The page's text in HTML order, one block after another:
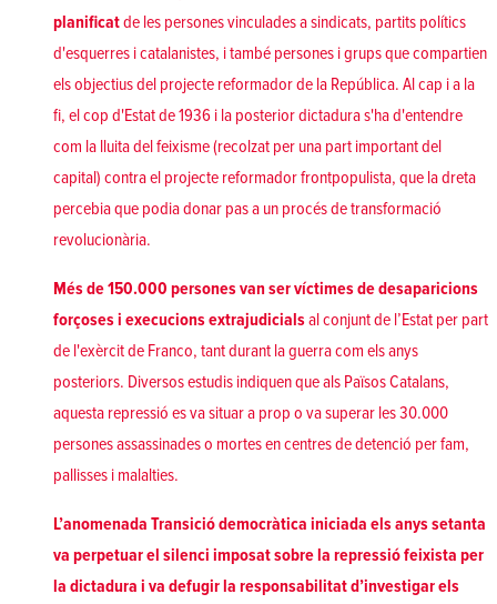
planificatde les persones vinculades a sindicats, partits polítics
d'esquerres i catalanistes, i també persones i grups que compartien
els objectius del projecte reformador de la República. Al cap i a la
fi, el cop d'Estat de 1936 i la posterior dictadura s'ha d'entendre
com la lluita del feixisme (recolzat per una part important del
capital) contra el projecte reformador frontpopulista, que la dreta
percebia que podia donar pas a un procés de transformació
revolucionària.
Més de 150.000 persones van ser víctimes de desaparicions
forçoses i execucions extrajudicialsal conjunt de l’Estat per part
de l'exèrcit de Franco, tant durant la guerra com els anys
posteriors. Diversos estudis indiquen que als Països Catalans,
aquesta repressió es va situar a prop o va superar les 30.000
persones assassinades o mortes en centres de detenció per fam,
pallisses i malalties.
L’anomenada Transició democràtica iniciada els anys setanta
va perpetuar el silenci imposat sobre la repressió feixista per
la dictadura i va defugir la responsabilitat d’investigar els